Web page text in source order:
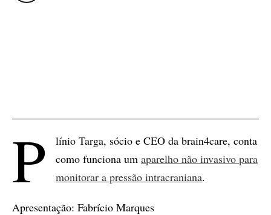
P
línio Targa, sócio e CEO da brain4care, conta
como funciona um aparelho não invasivo para
monitorar a pressão intracraniana.
Apresentação: Fabrício Marques